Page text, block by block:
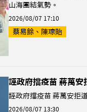
山海團結氣勢。
2026/08/07 17:10
蔡易餘、陳琮貽
誣政府擋疫苗 蔣萬安
誣政府擋疫苗 蔣萬安拒
2026/08/07 13:30